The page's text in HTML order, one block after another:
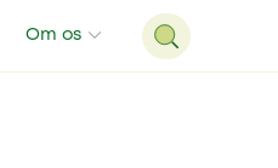
Om os